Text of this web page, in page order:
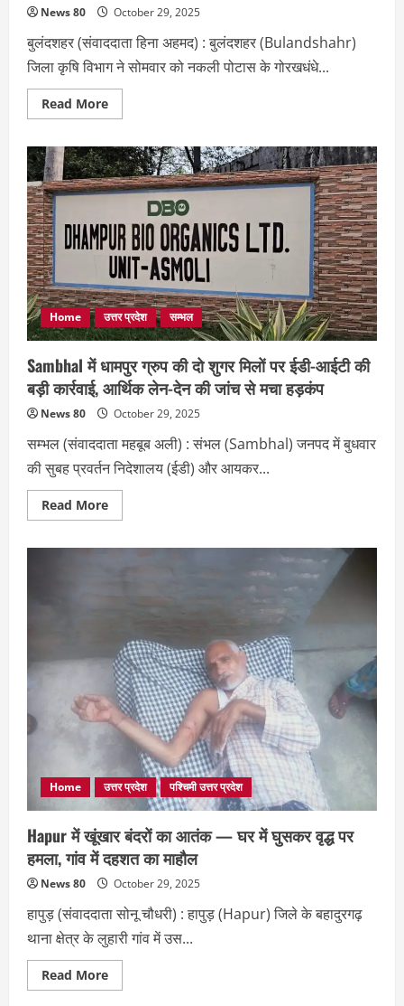
News 80 October 29, 2025
बुलंदशहर (संवाददाता हिना अहमद) : बुलंदशहर (Bulandshahr)
जिला कृषि विभाग ने सोमवार को नकली पोटास के गोरखधंधे...
Read MoreRead
more
में
बड़ी
कार्रवाई
—
ने
लाखों
की
नकली
पोटास
पकड़ी
Home उत्तर प्रदेश सम्भल
Sambhal में धामपुर ग्रुप की दो शुगर मिलों पर ईडी-आईटी की
बड़ी कार्रवाई, आर्थिक लेन-देन की जांच से मचा हड़कंप
News 80 October 29, 2025
सम्भल (संवाददाता महबूब अली) : संभल (Sambhal) जनपद में बुधवार
की सुबह प्रवर्तन निदेशालय (ईडी) और आयकर...
Read MoreRead
more
धामपुर
ईडी-
आईटी
की
बड़ी
कार्रवाई,
आर्थिक
लेन-
जांच
से
मचा
हड़कंप
Home उत्तर प्रदेश पश्चिमी उत्तर प्रदेश
Hapur में खूंखार बंदरों का आतंक — घर में घुसकर वृद्ध पर
हमला, गांव में दहशत का माहौल
News 80 October 29, 2025
हापुड़ (संवाददाता सोनू चौधरी) : हापुड़ (Hapur) जिले के बहादुरगढ़
थाना क्षेत्र के लुहारी गांव में उस...
Read MoreRead
more